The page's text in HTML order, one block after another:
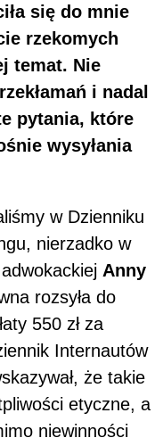
się do mnie
rzekomych
temat. Nie
i nadal
pytania, które
wysyłania
w Dzienniku
nierzadko w
Anny
rozsyła do
550 zł za
Internautów
że takie
etyczne, a
niewinności